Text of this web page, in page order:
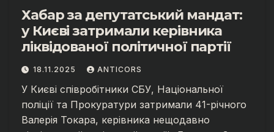
Хабар за депутатський мандат:
у Києві затримали керівника
ліквідованої політичної партії
18.11.2025 ANTICORS
У Києві співробітники СБУ, Національної
поліції та Прокуратури затримали 41-річного
Валерія Токара, керівника нещодавно